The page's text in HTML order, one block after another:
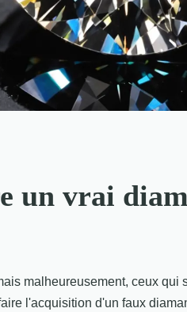
un vrai
malheureusement, ceux qui
l'acquisition d'un faux